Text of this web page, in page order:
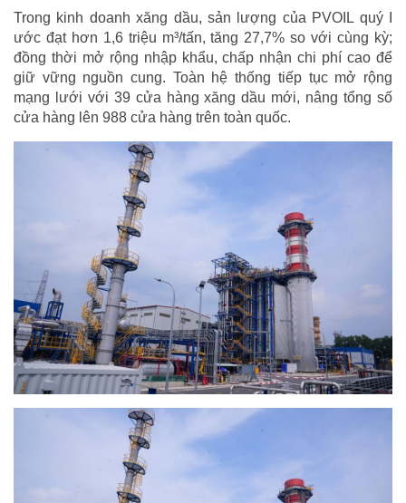
Trong kinh doanh xăng dầu, sản lượng của PVOIL quý I
ước đạt hơn 1,6 triệu m³/tấn, tăng 27,7% so với cùng kỳ;
đồng thời mở rộng nhập khẩu, chấp nhận chi phí cao để
giữ vững nguồn cung. Toàn hệ thống tiếp tục mở rộng
mạng lưới với 39 cửa hàng xăng dầu mới, nâng tổng số
cửa hàng lên 988 cửa hàng trên toàn quốc.